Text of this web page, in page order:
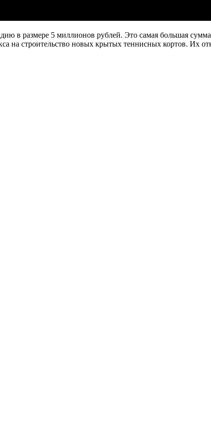
в размере 5 миллионов рублей. Это самая большая
на строительство новых крытых теннисных кортов. Их